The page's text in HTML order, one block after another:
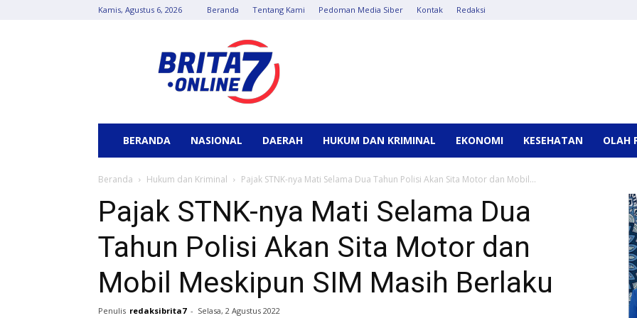
Kamis, Agustus 6, 2026 Beranda Tentang Kami Pedoman Media Siber Kontak Redaksi
Online
BERANDA NASIONAL DAERAH HUKUM DAN KRIMINAL EKONOMI KESEHATAN OLAH
Beranda Hukum dan Kriminal Pajak STNK-nya Mati Selama Dua Tahun Polisi Akan Sita Motor dan Mobil...
Pajak STNK-nya Mati Selama Dua
Tahun Polisi Akan Sita Motor dan
Mobil Meskipun SIM Masih Berlaku
Penulis redaksibrita7 - Selasa, 2 Agustus 2022